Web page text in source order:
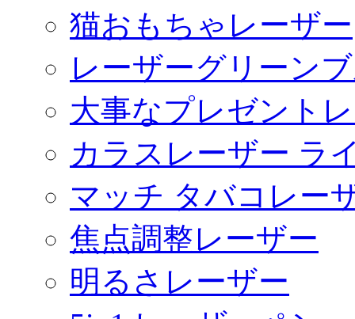
猫おもちゃレーザー
レーザーグリーン
大事なプレゼント
カラスレーザー ラ
マッチ タバコレー
焦点調整レーザー
明るさレーザー